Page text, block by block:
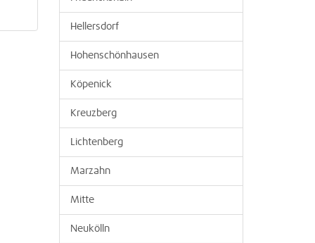
Hellersdorf
Hohenschönhausen
Köpenick
Kreuzberg
Lichtenberg
Marzahn
Mitte
Neukölln